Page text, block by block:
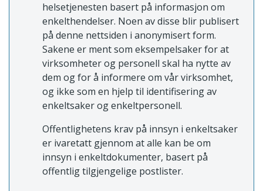
helsetjenesten basert på informasjon om
enkelthendelser. Noen av disse blir publisert
på denne nettsiden i anonymisert form.
Sakene er ment som eksempelsaker for at
virksomheter og personell skal ha nytte av
dem og for å informere om vår virksomhet,
og ikke som en hjelp til identifisering av
enkeltsaker og enkeltpersonell.
Offentlighetens krav på innsyn i enkeltsaker
er ivaretatt gjennom at alle kan be om
innsyn i enkeltdokumenter, basert på
offentlig tilgjengelige postlister.